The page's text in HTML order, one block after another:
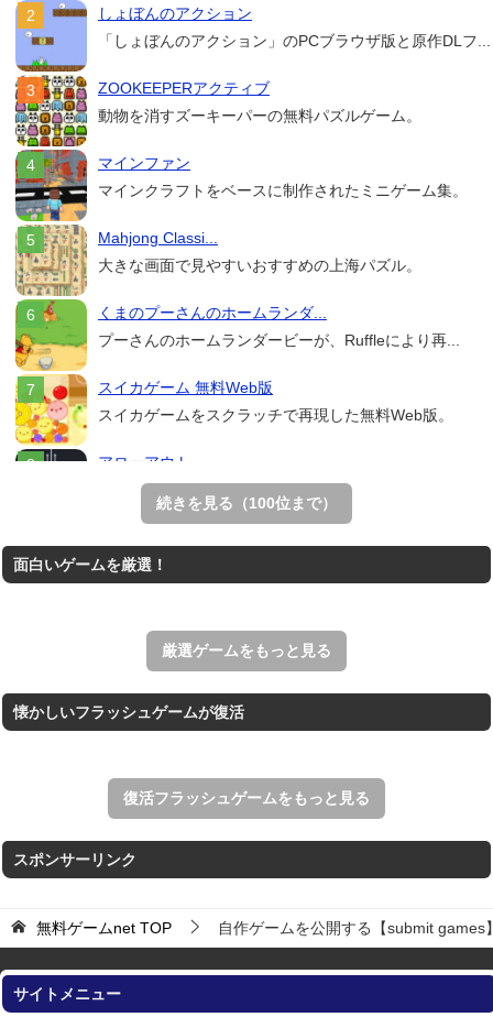
しょぼんのアクション
「しょぼんのアクション」のPCブラウザ版と原作DLフ...
ZOOKEEPERアクティブ
動物を消すズーキーパーの無料パズルゲーム。
マインファン
マインクラフトをベースに制作されたミニゲーム集。
Mahjong Classi...
大きな画面で見やすいおすすめの上海パズル。
くまのプーさんのホームランダ...
プーさんのホームランダービーが、Ruffleにより再...
スイカゲーム 無料Web版
スイカゲームをスクラッチで再現した無料Web版。
アローアウト
すべての矢印を画面外へ導くパズルゲーム。
ホールを巨大に育成する落とし穴ゲーム。
王国を構築していく放置系のシミュレーションゲーム。
続きを見る（100位まで）
面白いゲームを厳選！
厳選ゲームをもっと見る
懐かしいフラッシュゲームが復活
復活フラッシュゲームをもっと見る
スポンサーリンク
無料ゲームnet TOP 自作ゲームを公開する【submit games
サイトメニュー